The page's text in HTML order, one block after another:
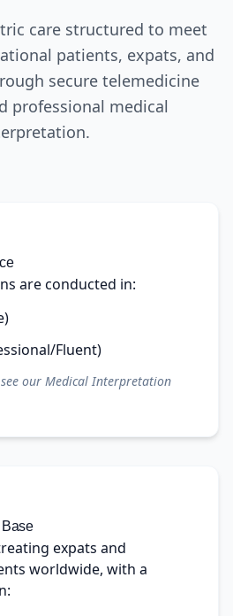
care structured to meet
patients, expats, and
secure telemedicine
professional medical
are conducted in:
Fluent)
our Medical Interpretation
Base
expats and
worldwide, with a